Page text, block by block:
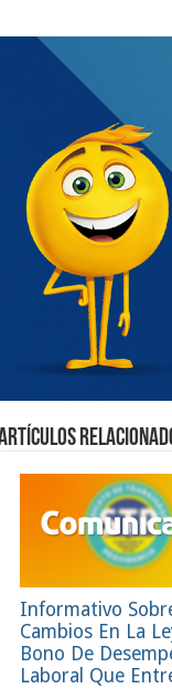
Informativo
Cambios En La
Bono De
Laboral Que